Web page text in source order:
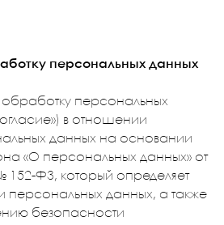
персональных данных
персональных
в отношении
данных на основании
«О персональных данных» от
152-ФЗ, который определяет
персональных данных, а также
безопасности